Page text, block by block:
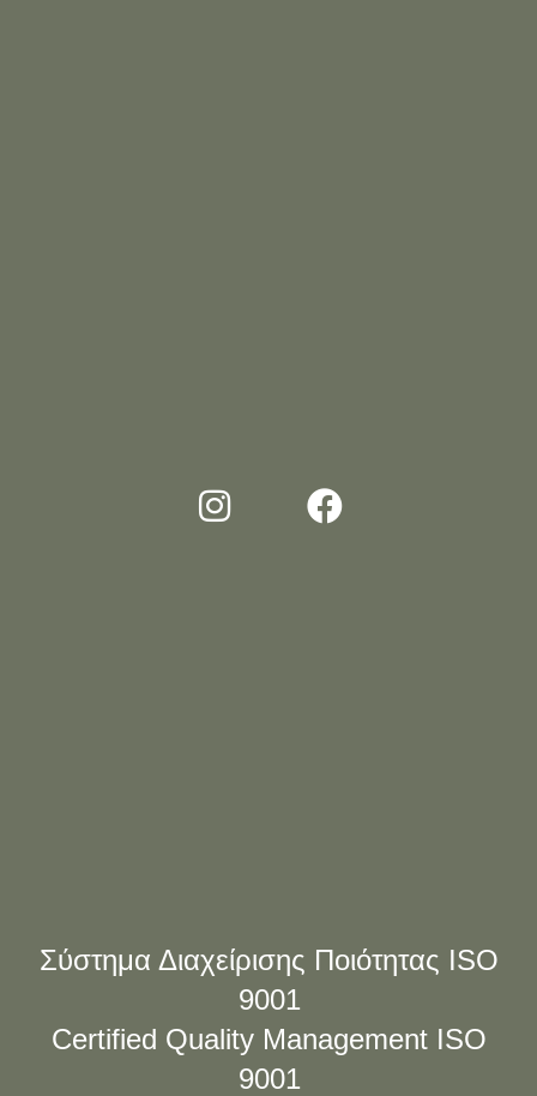
Σύστημα Διαχείρισης Ποιότητας ISO
9001
Certified Quality Management ISO
9001